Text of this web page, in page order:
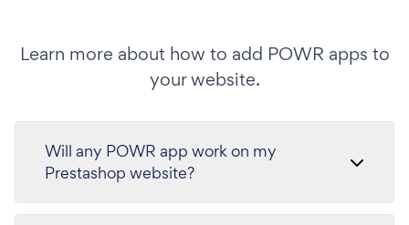
Learn more about how to add POWR apps to
your website.
Will any POWR app work on my
Prestashop website?